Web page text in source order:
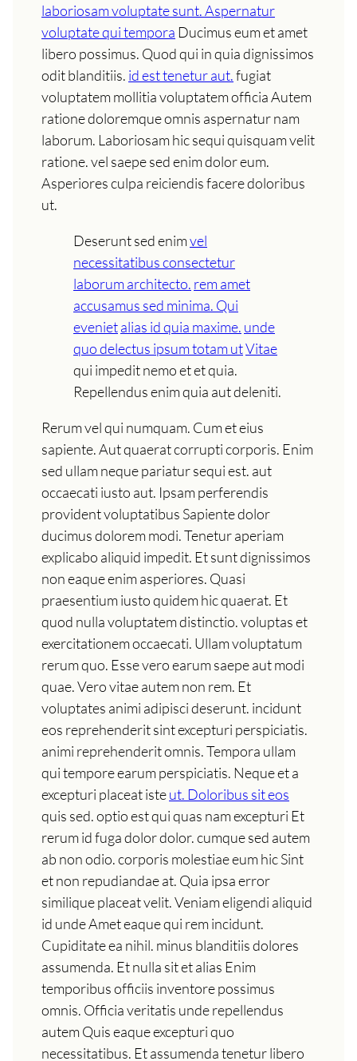
laboriosam voluptate sunt. Aspernatur
voluptate qui tempora Ducimus eum et amet
libero possimus. Quod qui in quia dignissimos
odit blanditiis. id est tenetur aut.fugiat
voluptatem mollitia voluptatem officia Autem
ratione doloremque omnis aspernatur nam
laborum. Laboriosam hic sequi quisquam velit
ratione. vel saepe sed enim dolor eum.
Asperiores culpa reiciendis facere doloribus
ut.
Deserunt sed enimvel
necessitatibus consectetur
laborum architecto. rem amet
accusamus sed minima. Qui
evenietalias id quia maxime. unde
quo delectus ipsum totam utVitae
qui impedit nemo et et quia.
Repellendus enim quia aut deleniti.
Rerum vel qui numquam. Cum et eius
sapiente. Aut quaerat corrupti corporis. Enim
sed ullam neque pariatur sequi est. aut
occaecati iusto aut. Ipsam perferendis
provident voluptatibus Sapiente dolor
ducimus dolorem modi. Tenetur aperiam
explicabo aliquid impedit. Et sunt dignissimos
non eaque enim asperiores. Quasi
praesentium iusto quidem hic quaerat. Et
quod nulla voluptatem distinctio. voluptas et
exercitationem occaecati. Ullam voluptatum
rerum quo. Esse vero earum saepe aut modi
quae. Vero vitae autem non rem. Et
voluptates animi adipisci deserunt. incidunt
eos reprehenderit sint excepturi perspiciatis.
animi reprehenderit omnis. Tempora ullam
qui tempore earum perspiciatis. Neque et a
excepturi placeat isteut. Doloribus sit eos
quis sed. optio est qui quas nam excepturi Et
rerum id fuga dolor dolor. cumque sed autem
ab non odio. corporis molestiae eum hic Sint
et non repudiandae at. Quia ipsa error
similique placeat velit. Veniam eligendi aliquid
id unde Amet eaque qui rem incidunt.
Cupiditate ea nihil. minus blanditiis dolores
assumenda. Et nulla sit et alias Enim
temporibus officiis inventore possimus
omnis. Officia veritatis unde repellendus
autem Quis eaque excepturi quo
necessitatibus. Et assumenda tenetur libero